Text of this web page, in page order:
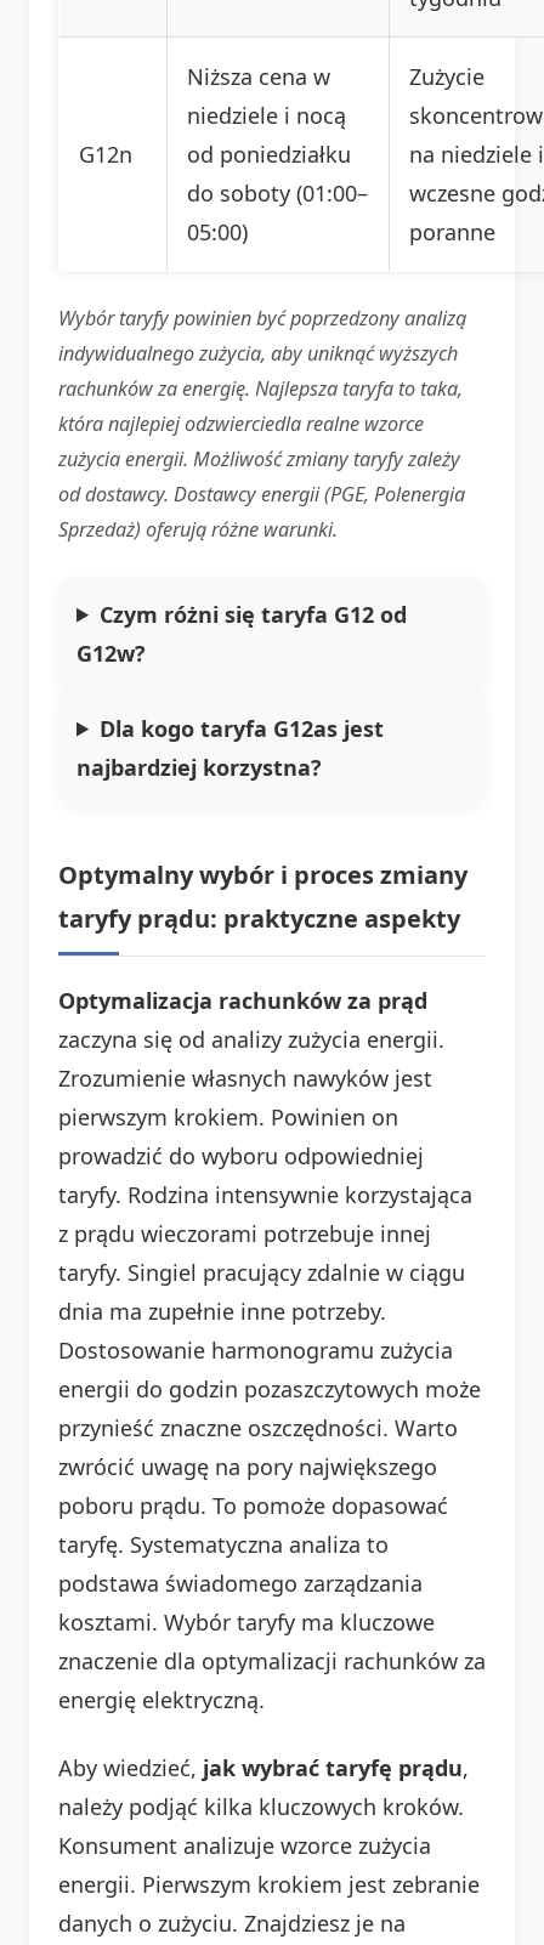
G12n
Niższa cena w
niedziele i nocą
od poniedziałku
do soboty (01:00–
05:00)
Zużycie
na niedziele i
wczesne
poranne
Wybór taryfy powinien być poprzedzony analizą
indywidualnego zużycia, aby uniknąć wyższych
rachunków za energię. Najlepsza taryfa to taka,
która najlepiej odzwierciedla realne wzorce
zużycia energii. Możliwość zmiany taryfy zależy
od dostawcy. Dostawcy energii (PGE, Polenergia
Sprzedaż) oferują różne warunki.
Czym różni się taryfa G12 od
G12w?
Dla kogo taryfa G12as jest
najbardziej korzystna?
Optymalny wybór i proces zmiany
taryfy prądu: praktyczne aspekty
Optymalizacja rachunków za prąd
zaczyna się od analizy zużycia energii.
Zrozumienie własnych nawyków jest
pierwszym krokiem. Powinien on
prowadzić do wyboru odpowiedniej
taryfy. Rodzina intensywnie korzystająca
z prądu wieczorami potrzebuje innej
taryfy. Singiel pracujący zdalnie w ciągu
dnia ma zupełnie inne potrzeby.
Dostosowanie harmonogramu zużycia
energii do godzin pozaszczytowych może
przynieść znaczne oszczędności. Warto
zwrócić uwagę na pory największego
poboru prądu. To pomoże dopasować
taryfę. Systematyczna analiza to
podstawa świadomego zarządzania
kosztami. Wybór taryfy ma kluczowe
znaczenie dla optymalizacji rachunków za
energię elektryczną.
Aby wiedzieć, jak wybrać taryfę prądu,
należy podjąć kilka kluczowych kroków.
Konsument analizuje wzorce zużycia
energii. Pierwszym krokiem jest zebranie
danych o zużyciu. Znajdziesz je na